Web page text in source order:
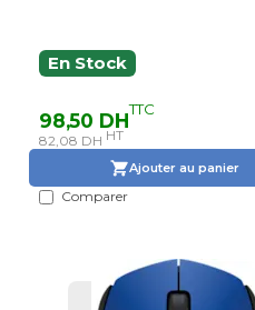
En Stock
98,50 DHTTC
82,08 DH HT
Ajouter au panier
Comparer